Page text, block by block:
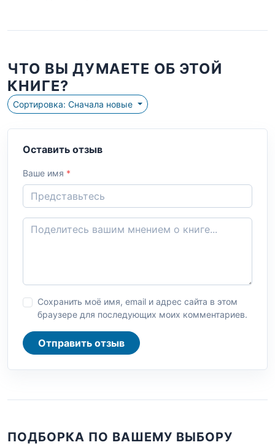
ЧТО ВЫ ДУМАЕТЕ ОБ ЭТОЙ
КНИГЕ?
Сортировка: Сначала новые
Оставить отзыв
Ваше имя *
Сохранить моё имя, email и адрес сайта в этом
браузере для последующих моих комментариев.
Отправить отзыв
ПОДБОРКА ПО ВАШЕМУ ВЫБОРУ